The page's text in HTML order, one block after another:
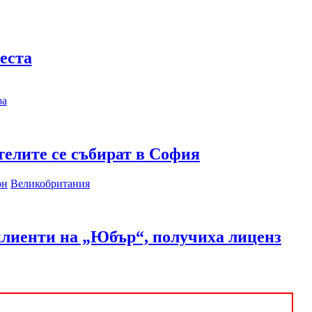
се събират в София
Великобритания
на „Юбър“, получиха лиценз